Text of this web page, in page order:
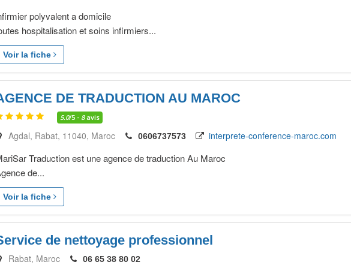
polyvalent a domicile
hospitalisation et soins infirmiers...
Voir la fiche
DE TRADUCTION AU MAROC
5.0/5 - 8avis
Agdal Rabat 11040 Maroc 0606737573 interprete-conference-maroc.com
Traduction est une agence de traduction Au Maroc
de...
Voir la fiche
de nettoyage professionnel
Rabat Maroc 06 65 38 80 02